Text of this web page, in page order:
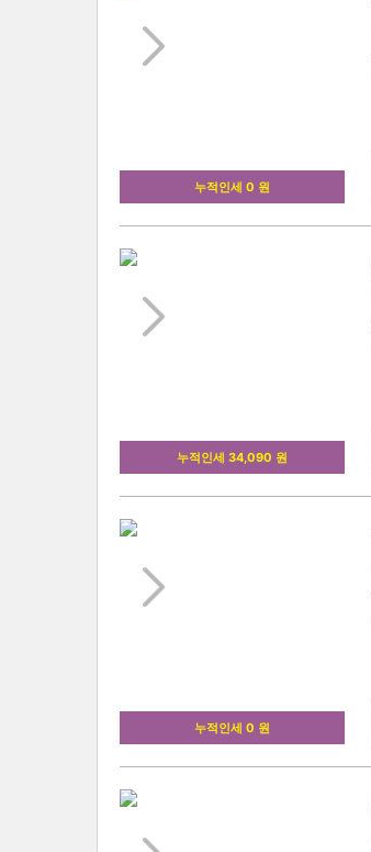
누적인세 0 원
누적인세 34,090 원
누적인세 0 원